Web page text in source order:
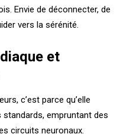
Envie de déconnecter, de
vers la sérénité.
et
c’est parce qu’elle
empruntant des
circuits neuronaux.